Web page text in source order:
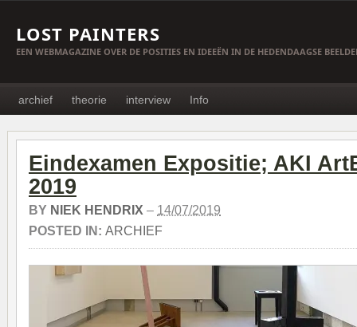
LOST PAINTERS
EEN WEBMAGAZINE OVER DE POSITIES EN IDEEËN IN DE HEDENDAAGSE
archief theorie interview Info
Eindexamen Expositie; AKI
2019
BY NIEK HENDRIX – 14/07/2019
POSTED IN: ARCHIEF